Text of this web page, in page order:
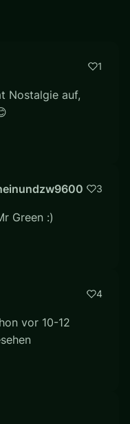
1
Nostalgie auf,
3
Green :)
4
vor 10-12